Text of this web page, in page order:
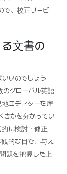
で、校正サービ
文書の
いのでしょう
のグローバル英語
エディターを雇
きかを分かってい
に検討・修正
的な目で、与え
題を把握した上